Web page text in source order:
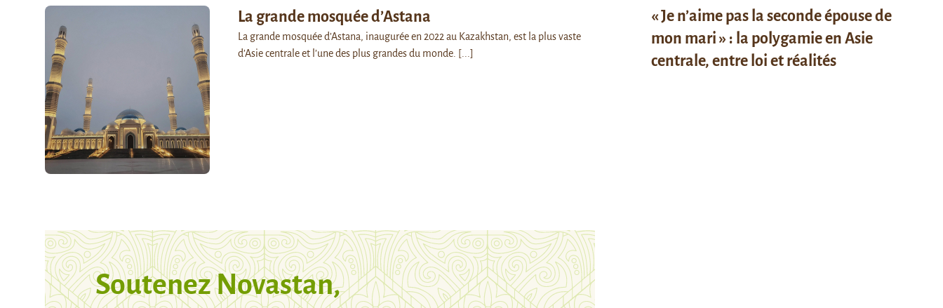
La grande mosquée d’Astana
La grande mosquée d’Astana, inaugurée en 2022 au Kazakhstan, est la plus vaste
d’Asie centrale et l’une des plus grandes du monde. [...]
Soutenez Novastan,
« Je n’aime pas la seconde épouse de
mon mari » : la polygamie en Asie
centrale, entre loi et réalités